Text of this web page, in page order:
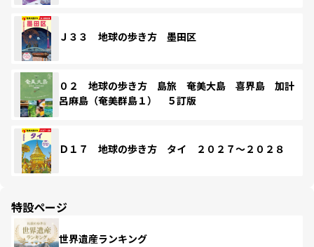
Ｊ３３ 地球の歩き方 墨田区
０２ 地球の歩き方 島旅 奄美大島 喜界島 加計
呂麻島（奄美群島１） ５訂版
Ｄ１７ 地球の歩き方 タイ ２０２７～２０２８
特設ページ
世界遺産ランキング